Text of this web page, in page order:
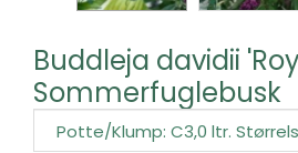
Buddleja davidii
Sommerfuglebusk